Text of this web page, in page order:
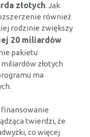
złotych. Jak
również
rodzinie zwiększy
20 miliardów
pakietu
złotych
ma
finansowanie
twierdzi, że
co więcej